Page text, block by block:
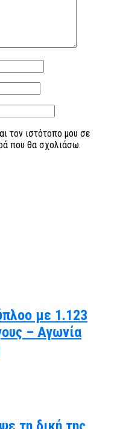
τον ιστότοπο μου σε
που θα σχολιάσω.
με 1.123
– Αγωνία